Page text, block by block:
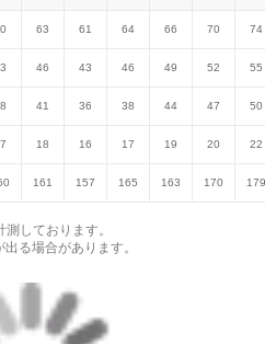
63 61 64 66 70 74
46 43 46 49 52 55
41 36 38 44 47 50
18 16 17 19 20 22
161 157 165 163 170 179
しております。
る場合があります。